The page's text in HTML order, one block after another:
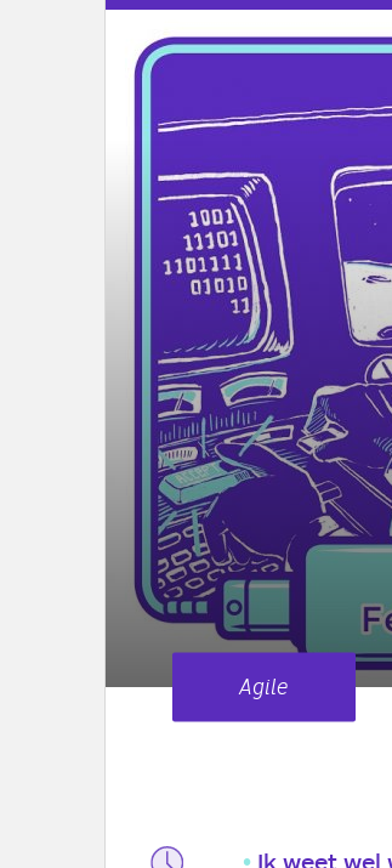
Agile
Ik weet wel